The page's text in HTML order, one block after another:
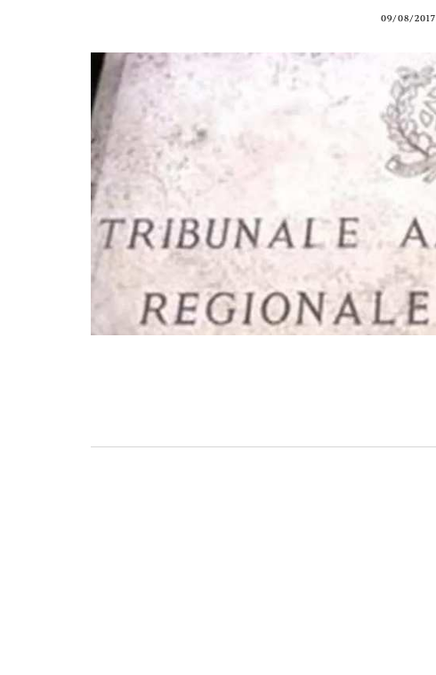
09/08/2017
BENEDETTO XIV CENTO,
NEW BASKET BRINDISI
PISTOIA BASKET
ROSETO,SCAFATI BASKET 1969
SCALIGERA
BASKET VERONA, SCANDONE AVELLINO
SERIE
A2
,URANIA MILANO
Serie A2, le protagoniste
della stagione 2025-26
08/08/2025